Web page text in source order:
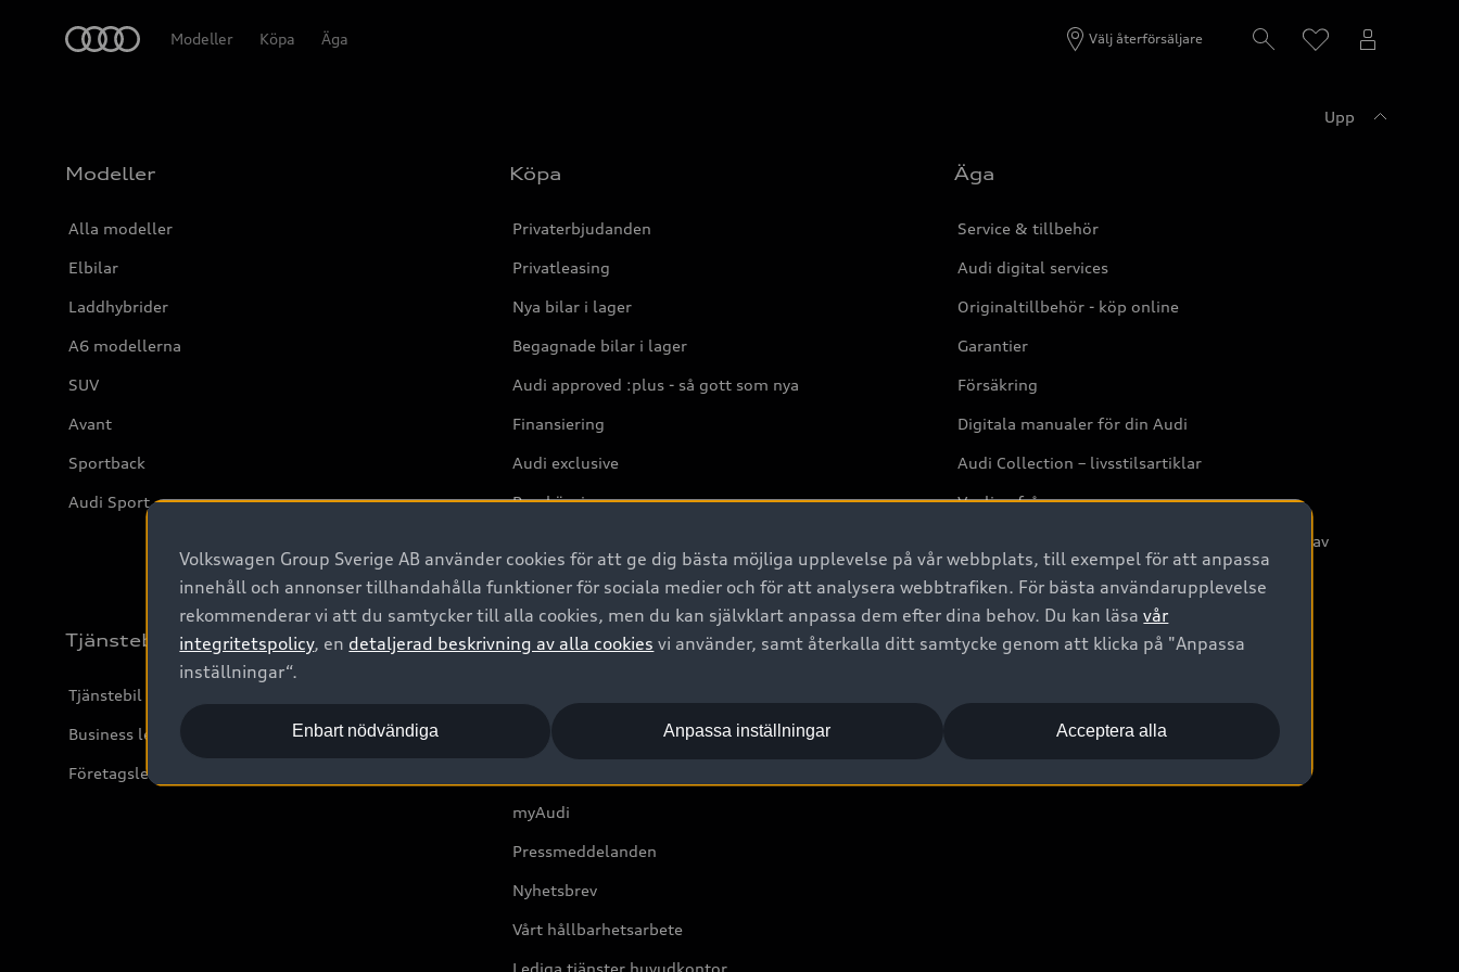
Modeller Köpa Äga Välj återförsäljare
Upp
Modeller
Alla modeller
Elbilar
Laddhybrider
A6 modellerna
SUV
Avant
Sportback
Audi Sport
Köpa
Privaterbjudanden
Privatleasing
Nya bilar i lager
Begagnade bilar i lager
Audi approved :plus - så gott som nya
Finansiering
Audi exclusive
Provkörning
Äga
Service & tillbehör
Audi digital services
Originaltillbehör - köp online
Garantier
Försäkring
Digitala manualer för din Audi
Audi Collection – livsstilsartiklar
Vanliga frågor
2G/3G nätet stängs ned - Hur påverkas min bil av
detta?
Tjänstebil
Tjänstebil
Business lease online
Företagsleasing
Om Audi Sverige
Boka Service online
myAudi
Pressmeddelanden
Nyhetsbrev
Vårt hållbarhetsarbete
Lediga tjänster huvudkontor
Volkswagen Group Sverige AB använder cookies för att ge dig bästa möjliga upplevelse på vår webbplats, till exempel för att anpassa
innehåll och annonser tillhandahålla funktioner för sociala medier och för att analysera webbtrafiken. För bästa användarupplevelse
rekommenderar vi att du samtycker till alla cookies, men du kan självklart anpassa dem efter dina behov. Du kan läsavår
integritetspolicy, en detaljerad beskrivning av alla cookies vi använder, samt återkalla ditt samtycke genom att klicka på "Anpassa
inställningar“.
Acceptera alla
Enbart nödvändiga Anpassa inställningar